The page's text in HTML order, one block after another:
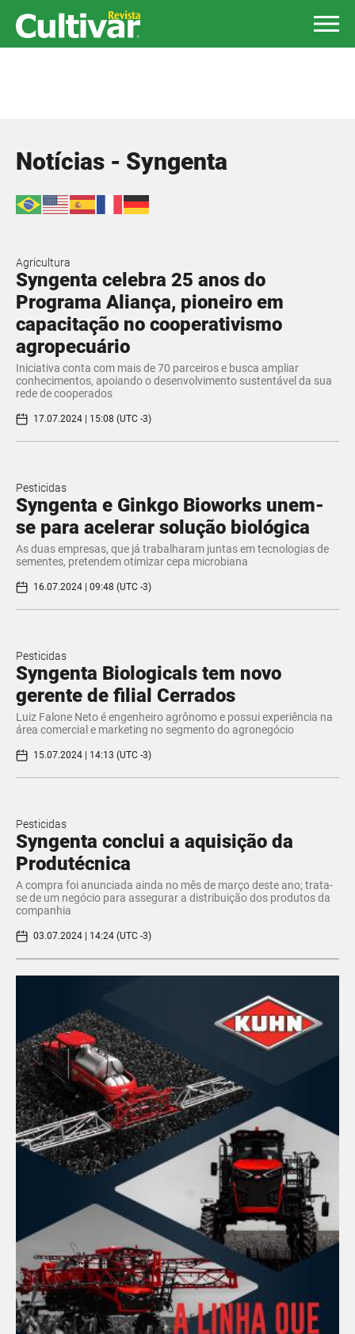
Notícias - Syngenta
Agricultura
Syngenta celebra 25 anos do
Programa Aliança, pioneiro em
capacitação no cooperativismo
agropecuário
Iniciativa conta com mais de 70 parceiros e busca ampliar
conhecimentos, apoiando o desenvolvimento sustentável da sua
rede de cooperados
17.07.2024 | 15:08 (UTC -3)
Pesticidas
Syngenta e Ginkgo Bioworks unem-
se para acelerar solução biológica
As duas empresas, que já trabalharam juntas em tecnologias de
sementes, pretendem otimizar cepa microbiana
16.07.2024 | 09:48 (UTC -3)
Pesticidas
Syngenta Biologicals tem novo
gerente de filial Cerrados
Luiz Falone Neto é engenheiro agrônomo e possui experiência na
área comercial e marketing no segmento do agronegócio
15.07.2024 | 14:13 (UTC -3)
Pesticidas
Syngenta conclui a aquisição da
Produtécnica
A compra foi anunciada ainda no mês de março deste ano; trata-
se de um negócio para assegurar a distribuição dos produtos da
companhia
03.07.2024 | 14:24 (UTC -3)